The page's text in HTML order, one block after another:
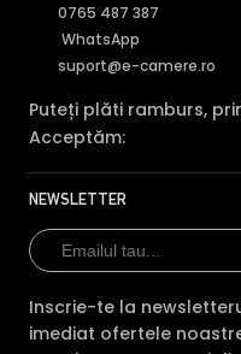
0765 487 387
WhatsApp
suport@e-camere.ro
Puteți plăti ramburs,
Acceptăm:
NEWSLETTER
Inscrie-te la
imediat ofertele